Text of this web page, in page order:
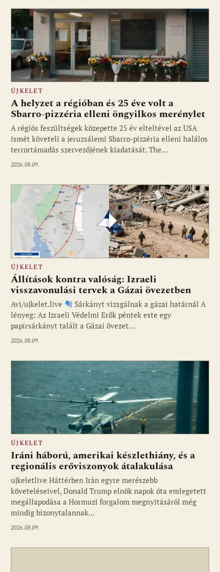
ÚJKELET
A helyzet a régióban és 25 éve volt a
Sbarro-pizzéria elleni öngyilkos merénylet
A régiós feszültségek közepette 25 év elteltével az USA
ismét követeli a jeruzsálemi Sbarro-pizzéria elleni halálos
terrortámadás szervezőjének kiadatását. The…
2026.08.09.
ÚJKELET
Állítások kontra valóság: Izraeli
visszavonulási tervek a Gázai övezetben
Avi/ujkelet.live
Sárkányt vizsgálnak a gázai határnál A
lényeg: Az Izraeli Védelmi Erők péntek este egy
papírsárkányt talált a Gázai övezet…
2026.08.09.
Fotó: ujkelet.live
ÚJKELET
Iráni háború, amerikai készlethiány, és a
regionális erőviszonyok átalakulása
ujkeletlive Háttérben Irán egyre merészebb
követeléseivel, Donald Trump elnök napok óta emlegetett
megállapodása a Hormuzi forgalom megnyitásáról még
mindig bizonytalannak…
2026.08.09.